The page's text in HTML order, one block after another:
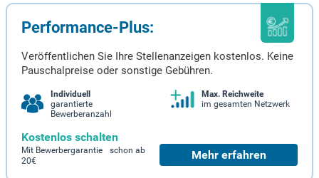
Performance-Plus:
Veröffentlichen Sie Ihre Stellenanzeigen kostenlos. Keine
Pauschalpreise oder sonstige Gebühren.
Individuell
garantierte
Bewerberanzahl
Max. Reichweite
im gesamten Netzwerk
Kostenlos schalten
Mit Bewerbergarantie schon ab
20€
Mehr erfahren